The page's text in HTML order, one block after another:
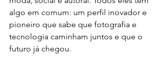
algo em comum: um perfil inovador e
pioneiro que sabe que fotografia e
tecnologia caminham juntos e que o
futuro já chegou.